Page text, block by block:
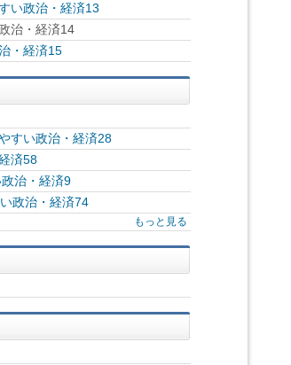
い政治・経済13
治・経済14
・経済15
すい政治・経済28
済58
治・経済9
政治・経済74
もっと見る